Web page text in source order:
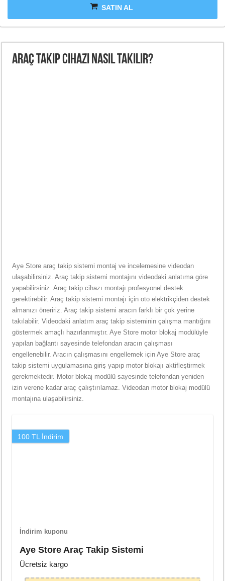
SATIN AL
Araç Takip Cihazı Nasıl Takılır?
Aye Store araç takip sistemi montaj ve incelemesine videodan
ulaşabilirsiniz. Araç takip sistemi montajını videodaki anlatıma göre
yapabilirsiniz. Araç takip cihazı montajı profesyonel destek
gerektirebilir. Araç takip sistemi montajı için oto elektrikçiden destek
almanızı öneririz. Araç takip sistemi aracın farklı bir çok yerine
takılabilir. Videodaki anlatım araç takip sisteminin çalışma mantığını
göstermek amaçlı hazırlanmıştır. Aye Store motor blokaj modülüyle
yapılan bağlantı sayesinde telefondan aracın çalışması
engellenebilir. Aracın çalışmasını engellemek için Aye Store araç
takip sistemi uygulamasına giriş yapıp motor blokajı aktifleştirmek
gerekmektedir. Motor blokaj modülü sayesinde telefondan yeniden
izin verene kadar araç çalıştırılamaz. Videodan motor blokaj modülü
montajına ulaşabilirsiniz.
100 TL İndirim
İndirim kuponu
Aye Store Araç Takip Sistemi
Ücretsiz kargo